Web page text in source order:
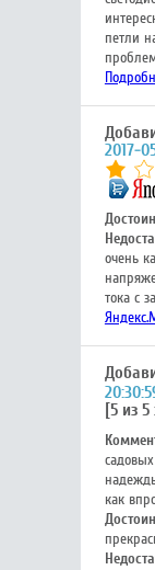
петли
2017-
очень
тока с
[5 из 5
как